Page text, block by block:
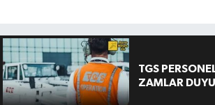
TGS
ZAMLAR